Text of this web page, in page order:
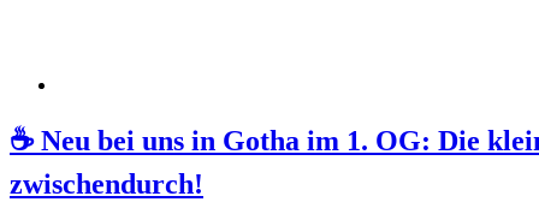
☕ Neu bei uns in Gotha im 1. OG: Die
zwischendurch!